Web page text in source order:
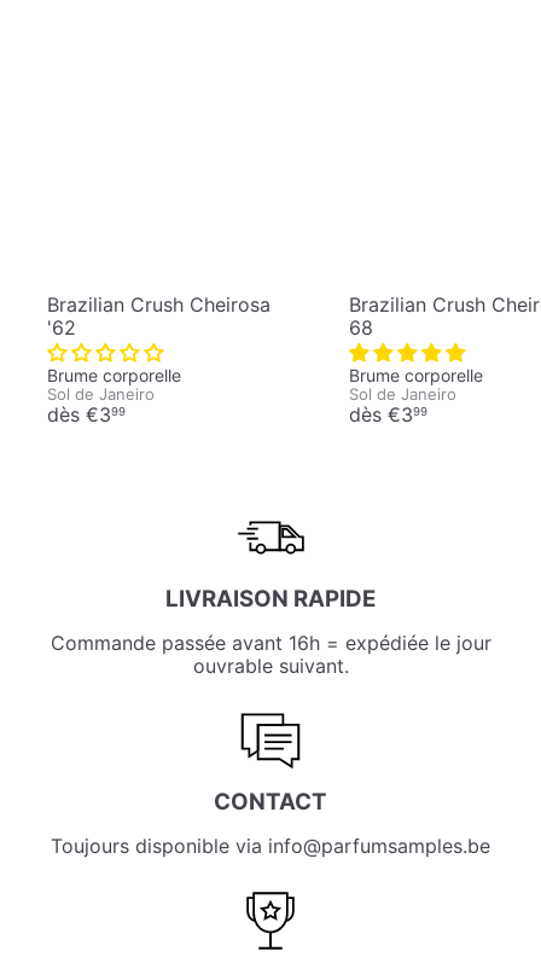
Brazilian Crush Cheirosa
'62
Brume corporelle
Sol de Janeiro
dès €399
Brazilian Crush
68
Brume corporelle
Sol de Janeiro
dès €399
LIVRAISON RAPIDE
Commande passée avant 16h = expédiée le jour
ouvrable suivant.
CONTACT
Toujours disponible via info@parfumsamples.be